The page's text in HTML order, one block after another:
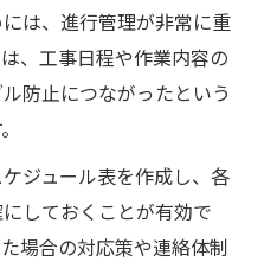
は、進行管理が非常に重
、工事日程や作業内容の
防止につながったという
ジュール表を作成し、各
しておくことが有効で
場合の対応策や連絡体制